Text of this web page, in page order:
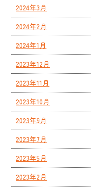
2024年3月
2024年2月
2024年1月
2023年12月
2023年11月
2023年10月
2023年9月
2023年7月
2023年5月
2023年2月